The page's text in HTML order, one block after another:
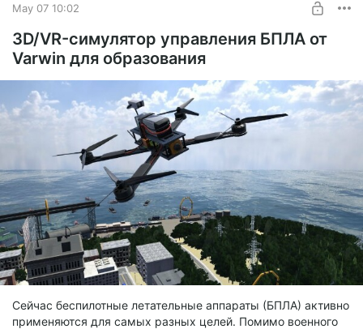
Генерация озвучки текста (Text To Speech)
Превратите любой учебный текст, диалог или инструкцию
в реалистичную речь. Это особенно полезно для озвучки
ботов, интерактивных экскурсий, симуляторов и языковых
тренажеров.
Подключение сторонних ИИ в Varwin
Выход Python на Varwinпозволил подключать любые
нейросети по API, например, для генерации бесконечного
количества викторин на любые темы.
May 07 10:02
3D/VR-симулятор управления БПЛА от
Varwin для образования
Сейчас беспилотные летательные аппараты (БПЛА) активно
применяются для самых разных целей. Помимо военного